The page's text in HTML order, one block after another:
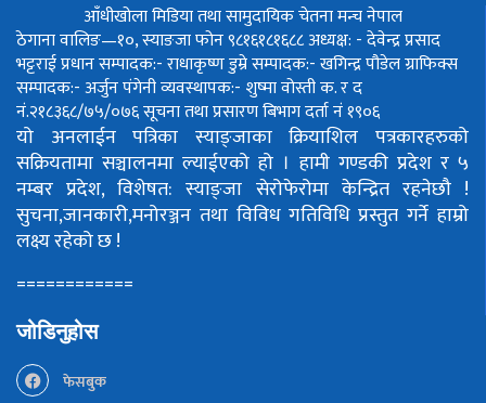
आँधीखोला मिडिया तथा सामुदायिक चेतना मन्च नेपाल
ठेगाना वालिङ—१०, स्याङजा फोन ९८१६१८१६८८अध्यक्ष: - देवेन्द्र प्रसाद
भट्टराईप्रधान सम्पादक:- राधाकृष्ण डुम्रेसम्पादक:- खगिन्द्र पौडेलग्राफिक्स
सम्पादक:- अर्जुन पंगेनीव्यवस्थापक:- शुष्मा वोस्तीक. र द
नं.२१८३६८/७५/०७६सूचना तथा प्रसारण बिभाग दर्ता नं १९०६
यो अनलाईन पत्रिका स्याङ्जाका क्रियाशिल पत्रकारहरुको
सक्रियतामा सञ्चालनमा ल्याईएको हो । हामी गण्डकी प्रदेश र ५
नम्बर प्रदेश, विशेषत: स्याङ्जा सेरोफेरोमा केन्द्रित रहनेछौ !
सुचना,जानकारी,मनोरञ्जन तथा विविध गतिविधि प्रस्तुत गर्ने हाम्रो
लक्ष्य रहेको छ !
============
जोडिनुहोस
फेसबुक